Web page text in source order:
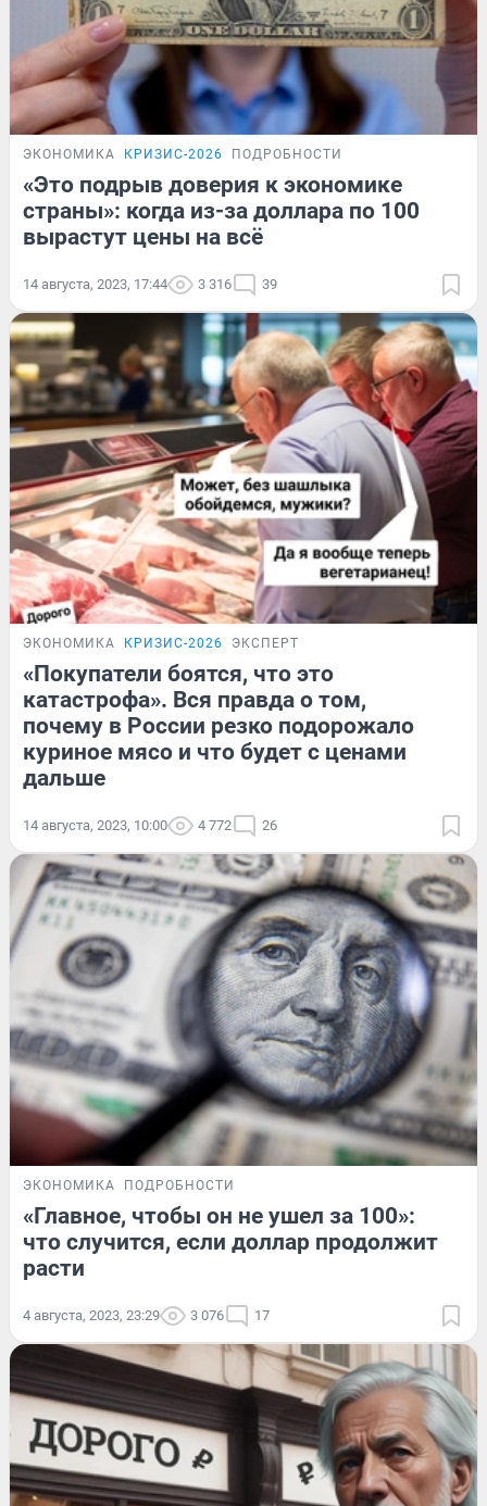
ЭКОНОМИКА КРИЗИС-2026 ПОДРОБНОСТИ
«Это подрыв доверия к экономике
страны»: когда из-за доллара по 100
вырастут цены на всё
14 августа, 2023, 17:44 3 316 39
ЭКОНОМИКА КРИЗИС-2026 ЭКСПЕРТ
«Покупатели боятся, что это
катастрофа». Вся правда о том,
почему в России резко подорожало
куриное мясо и что будет с ценами
дальше
14 августа, 2023, 10:00 4 772 26
ЭКОНОМИКА ПОДРОБНОСТИ
«Главное, чтобы он не ушел за 100»:
что случится, если доллар продолжит
расти
4 августа, 2023, 23:29 3 076 17